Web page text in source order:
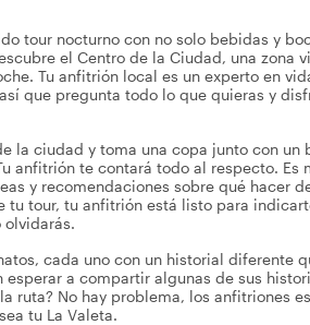
tour nocturno con no solo bebidas y
el Centro de la Ciudad, una zona
Tu anfitrión local es un experto en
que pregunta todo lo que quieras y
la ciudad y toma una copa junto con
anfitrión te contará todo al respecto.
y recomendaciones sobre qué hacer
tu tour, tu anfitrión está listo para
olvidarás.
cada uno con un historial diferente
a compartir algunas de sus
ruta? No hay problema, los anfitriones
tu La Valeta.